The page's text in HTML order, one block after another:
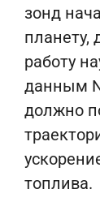
зонд
планету,
работу
данным
должно
топлива.